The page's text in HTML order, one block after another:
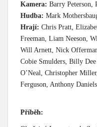
Kamera: Barry Peterson,
Hudba: Mark
Hrají: Chris Pratt,
Freeman, Liam Neeson,
Will Arnett, Nick
Cobie Smulders, Billy
O’Neal, Christopher
Ferguson, Anthony Daniels
Příběh: